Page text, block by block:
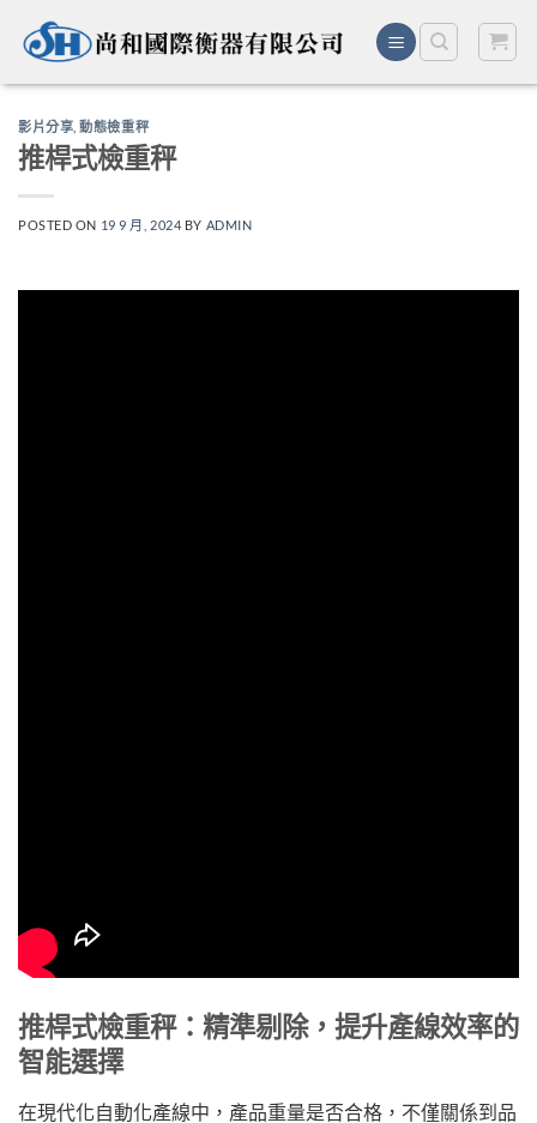
影片分享 ,動態檢重秤
推桿式檢重秤
POSTED ON 19 9 月, 2024 BY ADMIN
推桿式檢重秤：精準剔除，提升產線效率的
智能選擇
在現代化自動化產線中，產品重量是否合格，不僅關係到品